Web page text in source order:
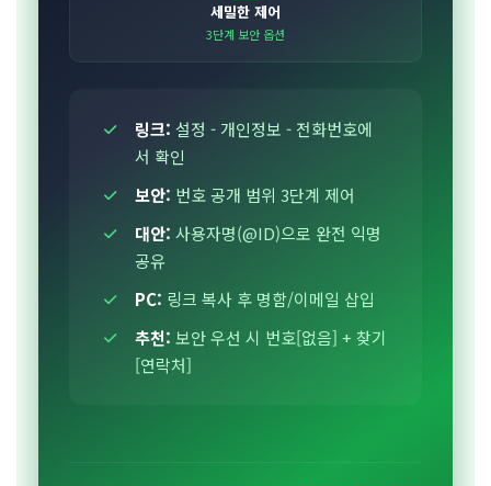
세밀한 제어
3단계 보안 옵션
링크: 설정 - 개인정보 - 전화번호에
서 확인
보안: 번호 공개 범위 3단계 제어
대안: 사용자명(@ID)으로 완전 익명
공유
PC: 링크 복사 후 명함/이메일 삽입
추천: 보안 우선 시 번호[없음] + 찾기
[연락처]